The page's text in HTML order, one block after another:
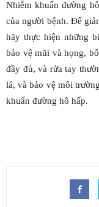
Nhiễm khuẩn đường
của người bệnh. Để
hãy thực hiện những
bảo vệ mũi và họng,
đầy đủ, và rửa tay
lá, và bảo vệ môi
khuẩn đường hô hấp.